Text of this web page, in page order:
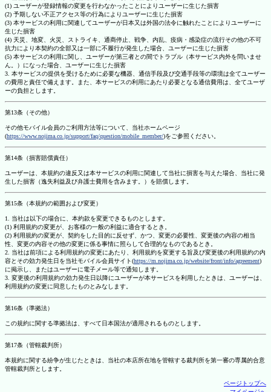
(1) ユーザーが登録情報の変更を行わなかったことによりユーザーに生じた損害
(2) 予期しない不正アクセス等の行為によりユーザーに生じた損害
(3) 本サービスの利用に関連してユーザーが日本又は外国の法令に触れたことによりユーザーに
生じた損害
(4) 天災、地変、火災、ストライキ、通商停止、戦争、内乱、疫病・感染症の流行その他の不可
抗力により本契約の全部又は一部に不履行が発生した場合、ユーザーに生じた損害
(5) 本サービスの利用に関し、ユーザーが第三者との間でトラブル（本サービス内外を問いませ
ん。）になった場合、ユーザーに生じた損害
3. 本サービスの提供を受けるために必要な機器、通信手段及び交通手段等の環境は全てユーザー
の費用と責任で備えます。また、本サービスの利用にあたり必要となる通信費用は、全てユーザ
ーの負担とします。
第13条（その他）
その他モバイル会員のご利用方法等について、当社ホームページ
(https://www.nojima.co.jp/support/faq/question/mobile_member/)をご参照ください。
第14条（損害賠償責任）
ユーザーは、本規約の違反又は本サービスの利用に関連して当社に損害を与えた場合、当社に発
生した損害（逸失利益及び弁護士費用を含みます。）を賠償します。
第15条（本規約の範囲および変更）
1. 当社は以下の場合に、本約款を変更できるものとします。
(1) 利用規約の変更が、お客様の一般の利益に適合するとき。
(2) 利用規約の変更が、契約をした目的に反せず、かつ、変更の必要性、変更後の内容の相当
性、変更の内容その他の変更に係る事情に照らして合理的なものであるとき。
2. 当社は前項による利用規約の変更にあたり、利用規約を変更する旨及び変更後の利用規約の内
容とその効力発生日を当社モバイル会員サイト(https://m.nojima.co.jp/website/front/info/agreement)
に掲示し、またはユーザーに電子メール等で通知します。
3. 変更後の利用規約の効力発生日以降にユーザーが本サービスを利用したときは、ユーザーは、
利用規約の変更に同意したものとみなします。
第16条（準拠法）
この規約に関する準拠法は、すべて日本国法が適用されるものとします。
第17条（管轄裁判所）
本規約に関する紛争が生じたときは、当社の本店所在地を管轄する裁判所を第一審の専属的合意
管轄裁判所とします。
ページトップへ